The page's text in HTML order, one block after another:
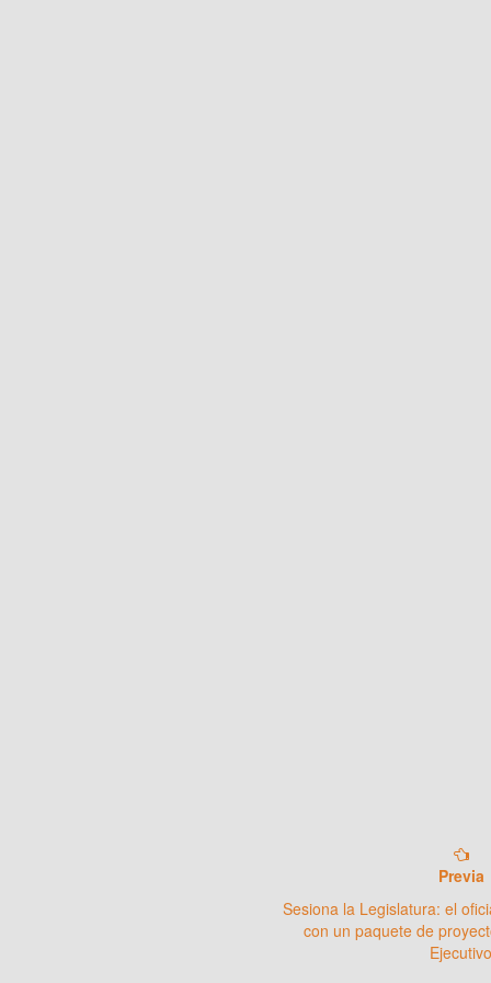
Previa
Sesiona la Legislatura: el
con un paquete de
Ejecutivo